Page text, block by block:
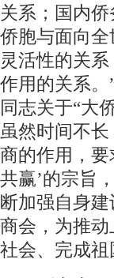
关系；国内
侨胞与面向
灵活性的关
作用的关系
同志关于“大
虽然时间不
商的作用，要
共赢’的宗旨
断加强自身
商会，为推
社会、完成